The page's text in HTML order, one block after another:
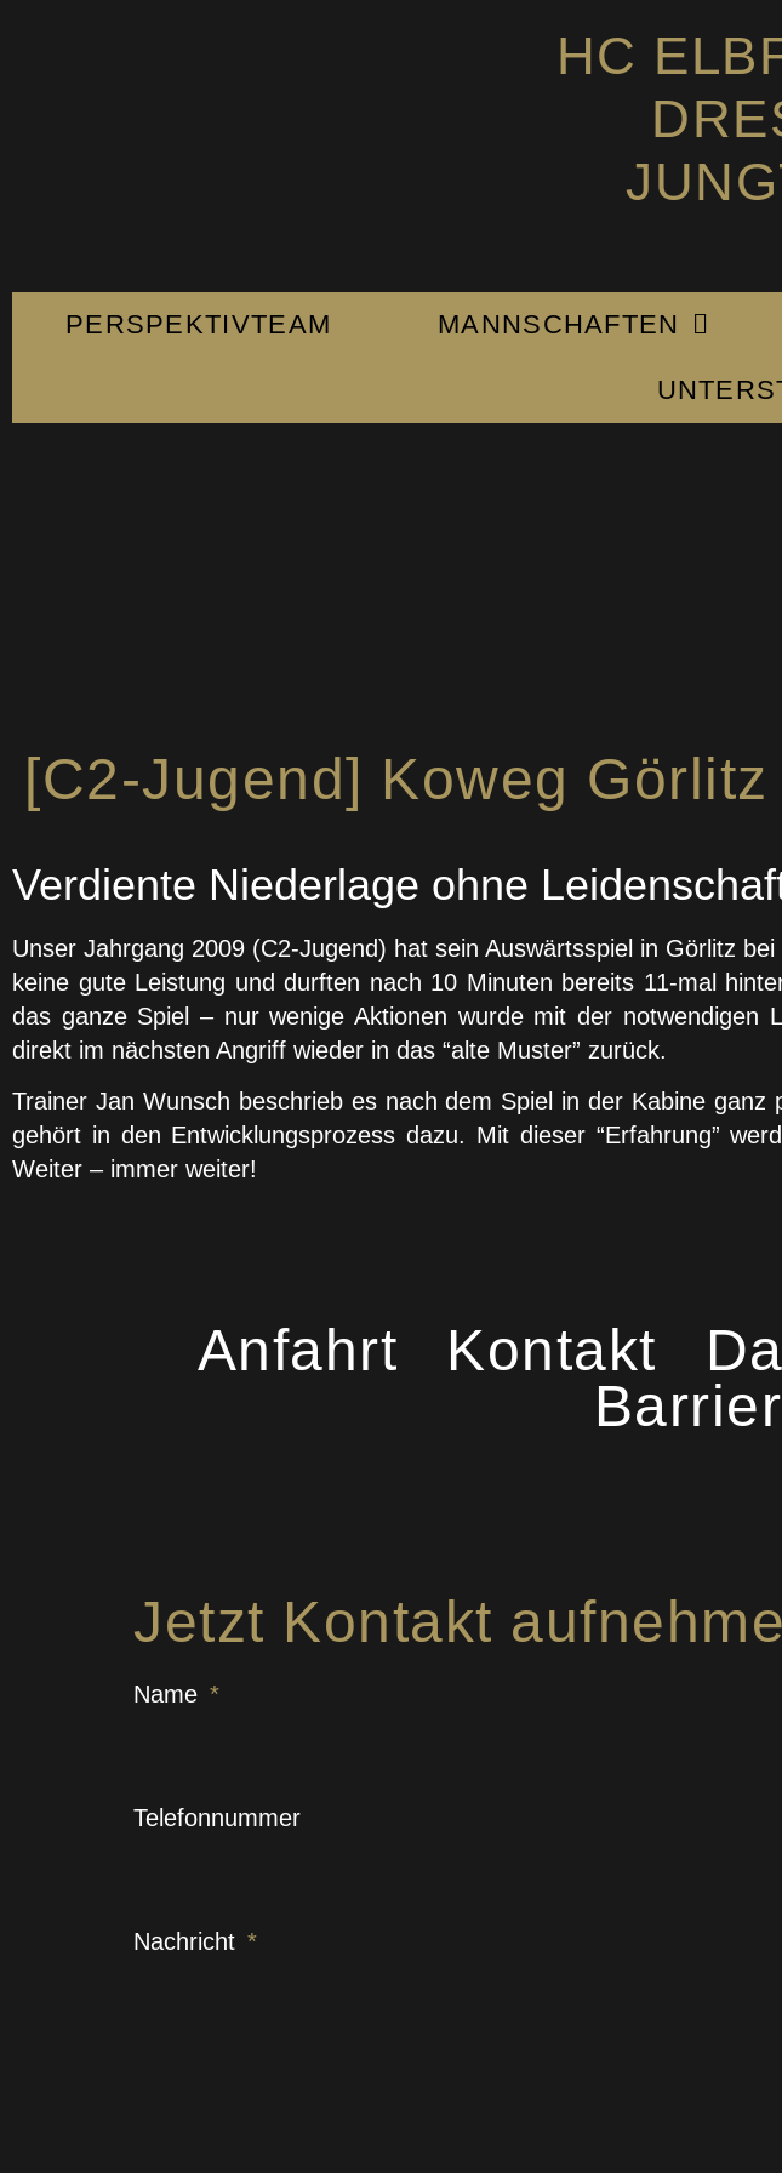
HC
PERSPEKTIVTEAM MANNSCHAFTEN
[C2-Jugend] Koweg
Verdiente Niederlage ohne
Unser Jahrgang 2009 (C2-Jugend) hat sein Auswärtsspiel in Görlitz
keine gute Leistung und durften nach 10 Minuten bereits 11-mal
das ganze Spiel – nur wenige Aktionen wurde mit der notwendigen
direkt im nächsten Angriff wieder in das “alte Muster” zurück.
Trainer Jan Wunsch beschrieb es nach dem Spiel in der Kabine
gehört in den Entwicklungsprozess dazu. Mit dieser “Erfahrung”
Weiter – immer weiter!
Anfahrt Kontakt
Jetzt Kontakt
Name
Telefonnummer
Nachricht